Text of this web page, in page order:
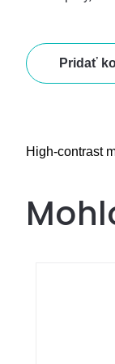
Pridať
High-contrast